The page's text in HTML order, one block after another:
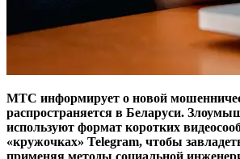
МТС информирует о новой
распространяется в Беларуси.
используют формат коротких
«кружочках» Telegram, чтобы
применяя методы социальной